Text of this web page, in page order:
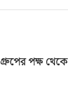
গ্রুপের পক্ষ থেকে